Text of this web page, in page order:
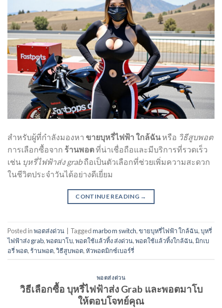
สำหรับผู้ที่กำลังมองหา ขายบุหรี่ไฟฟ้า ใกล้ฉัน หรือ วิธีสูบพอต
การเลือกซื้อจาก ร้านพอตที่น่าเชื่อถือและมีบริการที่รวดเร็ว
เช่น บุหรี่ไฟฟ้าส่ง grabถือเป็นตัวเลือกที่ช่วยเพิ่มความสะดวก
ในชีวิตประจำวันได้อย่างดีเยี่ยม
CONTINUE READING →
Posted inพอตส่งด่วน Taggedmarbo m switch,ขายบุหรี่ไฟฟ้า ใกล้ฉัน,บุหรี่
ไฟฟ้าส่ง grab,พอตมาโบ,พอตใช้แล้วทิ้ง ส่งด่วน,พอตใช้แล้วทิ้งใกล้ฉัน,มิกเบ
อรี่ พอต,ร้านพอต,วิธีสูบพอต,หัวพอตมิกซ์เบอร์รี่
พอตส่งด่วน
วิธีเลือกซื้อ บุหรี่ไฟฟ้าส่ง Grab และพอตมาโบ
ให้ตอบโจทย์คุณ